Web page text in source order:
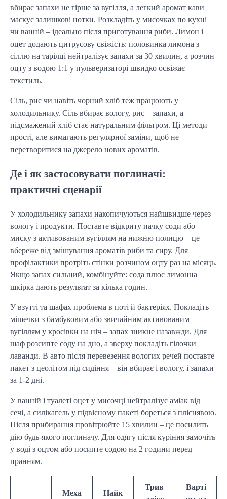
вбирає запахи не гірше за вугілля, а легкий аромат кави
маскує залишкові нотки. Розкладіть у мисочках по кухні
чи ванній – ідеально після приготування риби. Лимон і
оцет додають цитрусову свіжість: половинка лимона з
сіллю на тарілці нейтралізує запахи за 30 хвилин, а розчин
оцту з водою 1:1 у пульверизаторі швидко освіжає
текстиль.
Сіль, рис чи навіть чорний хліб теж працюють у
холодильнику. Сіль вбирає вологу, рис – запахи, а
підсмажений хліб стає натуральним фільтром. Ці методи
прості, але вимагають регулярної заміни, щоб не
перетворитися на джерело нових ароматів.
Де і як застосовувати поглиначі:
практичні сценарії
У холодильнику запахи накопичуються найшвидше через
вологу і продукти. Поставте відкриту пачку соди або
миску з активованим вугіллям на нижню полицю – це
вбереже від змішування ароматів риби та сиру. Для
профілактики протріть стінки розчином оцту раз на місяць.
Якщо запах сильний, комбінуйте: сода плюс лимонна
шкірка дають результат за кілька годин.
У взутті та шафах проблема в поті й бактеріях. Покладіть
мішечки з бамбуковим або звичайним активованим
вугіллям у кросівки на ніч – запах зникне назавжди. Для
шаф розсипте соду на дно, а зверху покладіть гілочки
лаванди. В авто після перевезення вологих речей поставте
пакет з цеолітом під сидіння – він вбирає і вологу, і запахи
за 1-2 дні.
У ванній і туалеті оцет у мисочці нейтралізує аміак від
сечі, а силікагель у підвісному пакеті бореться з пліснявою.
Після прибирання провітрюйте 15 хвилин – це посилить
дію будь-якого поглиначу. Для одягу після куріння замочіть
у воді з оцтом або посипте содою на 2 години перед
пранням.
Меха Найк
Трив
Варті